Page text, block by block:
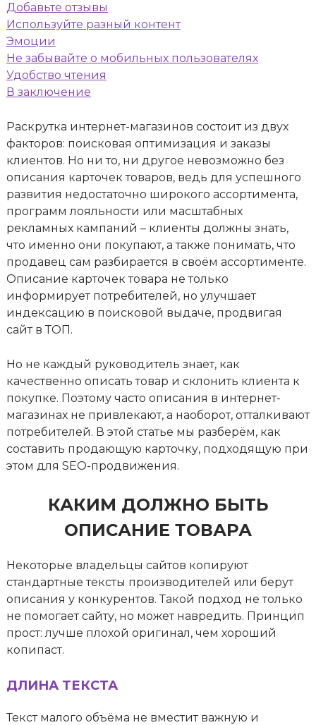
Добавьте отзывы
Используйте разный контент
Эмоции
Не забывайте о мобильных пользователях
Удобство чтения
В заключение
Раскрутка интернет-магазинов состоит из двух
факторов: поисковая оптимизация и заказы
клиентов. Но ни то, ни другое невозможно без
описания карточек товаров, ведь для успешного
развития недостаточно широкого ассортимента,
программ лояльности или масштабных
рекламных кампаний – клиенты должны знать,
что именно они покупают, а также понимать, что
продавец сам разбирается в своём ассортименте.
Описание карточек товара не только
информирует потребителей, но улучшает
индексацию в поисковой выдаче, продвигая
сайт в ТОП.
Но не каждый руководитель знает, как
качественно описать товар и склонить клиента к
покупке. Поэтому часто описания в интернет-
магазинах не привлекают, а наоборот, отталкивают
потребителей. В этой статье мы разберём, как
составить продающую карточку, подходящую при
этом для SEO-продвижения.
КАКИМ ДОЛЖНО БЫТЬ
ОПИСАНИЕ ТОВАРА
Некоторые владельцы сайтов копируют
стандартные тексты производителей или берут
описания у конкурентов. Такой подход не только
не помогает сайту, но может навредить. Принцип
прост: лучше плохой оригинал, чем хороший
копипаст.
ДЛИНА ТЕКСТА
Текст малого объёма не вместит важную и